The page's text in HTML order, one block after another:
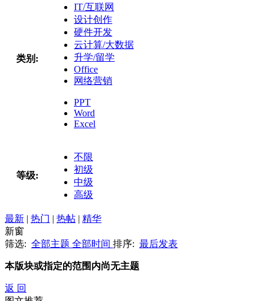
类别:
IT/互联网
设计创作
硬件开发
云计算/大数据
升学/留学
Office
网络营销
PPT
Word
Excel
等级:
不限
初级
中级
高级
最新 | 热门 | 热帖 | 精华
新窗
筛选: 全部主题 全部时间 排序: 最后发表
本版块或指定的范围内尚无主题
返 回